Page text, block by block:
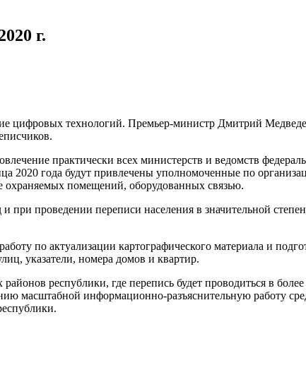
г.
цифровых технологий. Премьер-министр Дмитрий
практически всех министерств и ведомств
2020 года будут привлечены уполномоченные по
охраняемых помещений, оборудованных связью.
проведении переписи населения в значительной
по актуализации картографического материала и
указатели, номера домов и квартир.
республики, где перепись будет проводиться в
масштабной информационно-разъяснительную работу